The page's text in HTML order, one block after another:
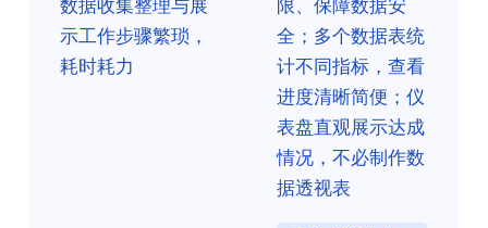
数据收集整理与展
示工作步骤繁琐，
耗时耗力
限、保障数据安
全；多个数据表统
计不同指标，查看
进度清晰简便；仪
表盘直观展示达成
情况，不必制作数
据透视表